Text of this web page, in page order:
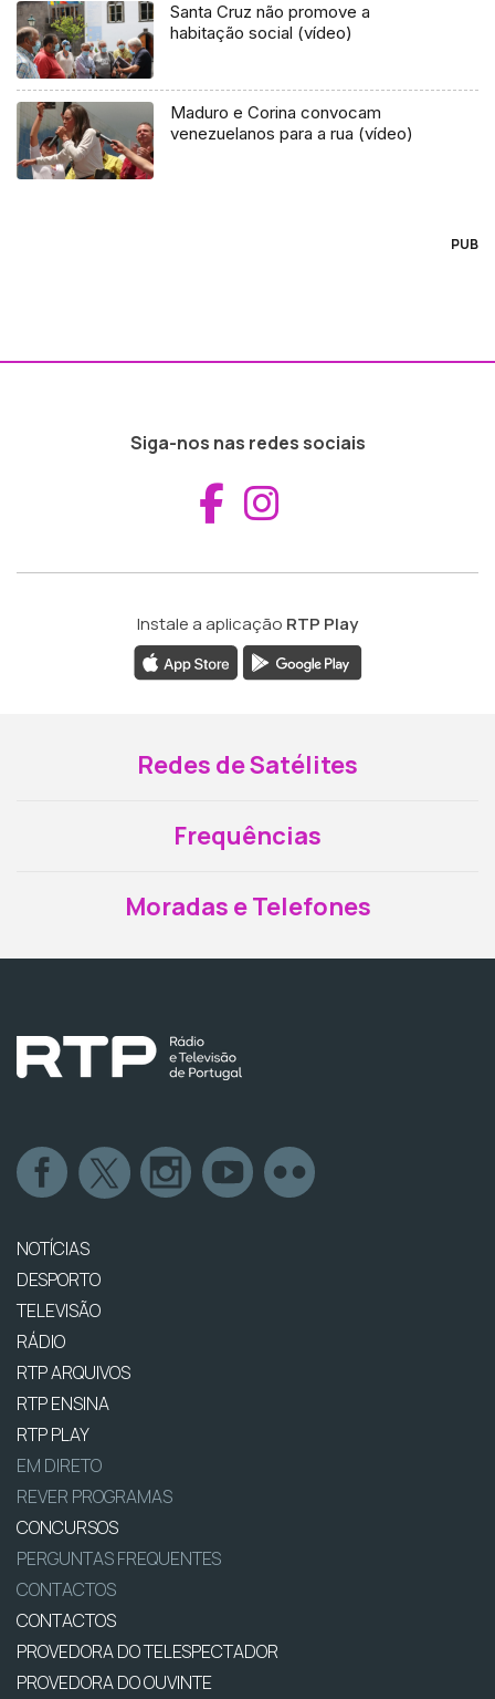
Santa Cruz não promove a
habitação social (vídeo)
Maduro e Corina convocam
venezuelanos para a rua (vídeo)
PUB
Siga-nos nas redes sociais
Aceder ao
Instale a aplicação RTP Play
Redes de Satélites
Frequências
Moradas e Telefones
NOTÍCIAS
DESPORTO
TELEVISÃO
RÁDIO
RTP ARQUIVOS
RTP ENSINA
RTP PLAY
EM DIRETO
REVER PROGRAMAS
CONCURSOS
PERGUNTAS FREQUENTES
CONTACTOS
CONTACTOS
PROVEDORA DO TELESPECTADOR
PROVEDORA DO OUVINTE